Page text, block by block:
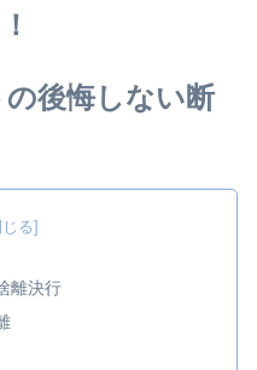
後悔しない断
離決行